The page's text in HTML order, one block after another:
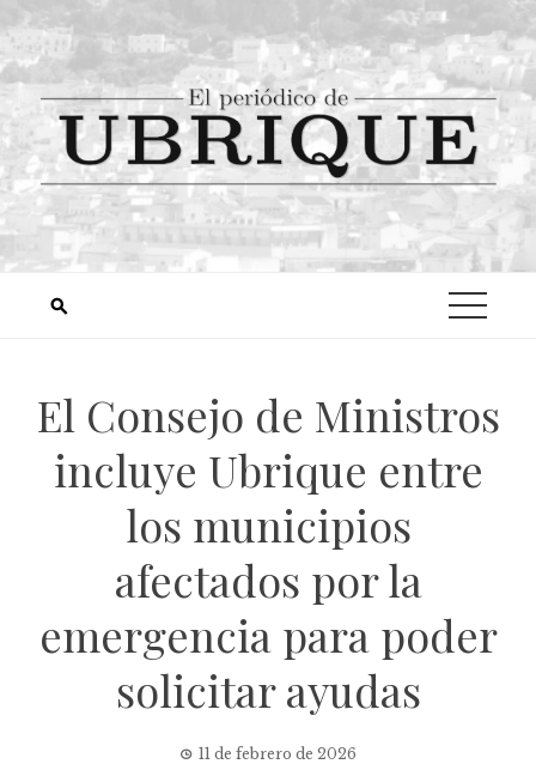
El Consejo de Ministros
incluye Ubrique entre
los municipios
afectados por la
emergencia para poder
solicitar ayudas
11 de febrero de 2026